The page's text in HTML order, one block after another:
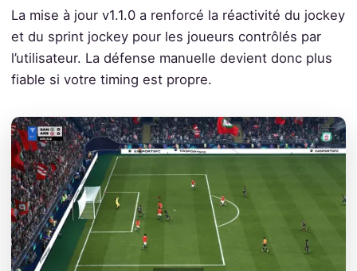
La mise à jour v1.1.0 a renforcé la réactivité du jockey
et du sprint jockey pour les joueurs contrôlés par
l’utilisateur. La défense manuelle devient donc plus
fiable si votre timing est propre.